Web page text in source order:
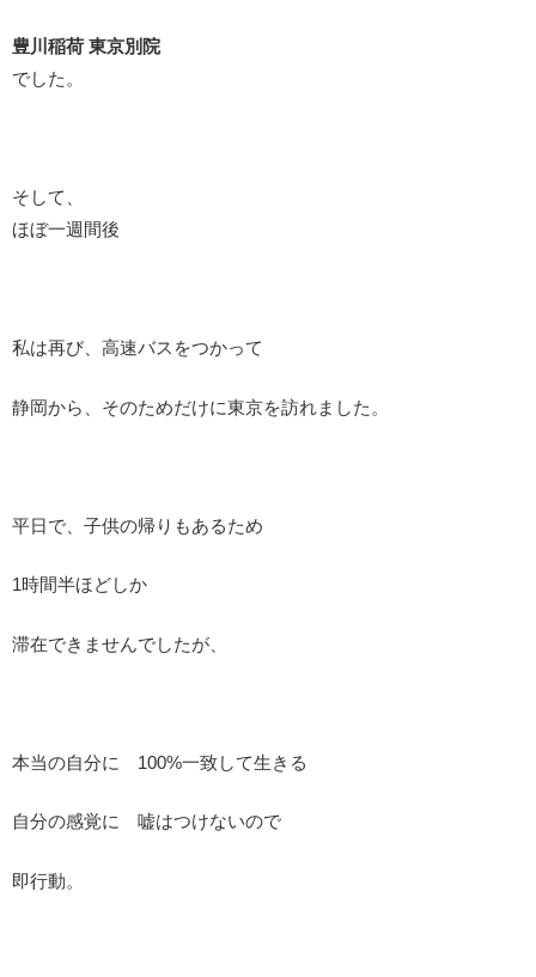
豊川稲荷 東京別院
でした。
そして、
ほぼ一週間後
私は再び、高速バスをつかって
静岡から、そのためだけに東京を訪れました。
平日で、子供の帰りもあるため
1時間半ほどしか
滞在できませんでしたが、
本当の自分に 100%一致して生きる
自分の感覚に 嘘はつけないので
即行動。